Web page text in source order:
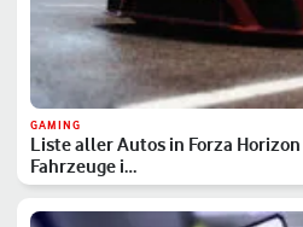
GAMING
Liste aller Autos in Forza
Fahrzeuge i…